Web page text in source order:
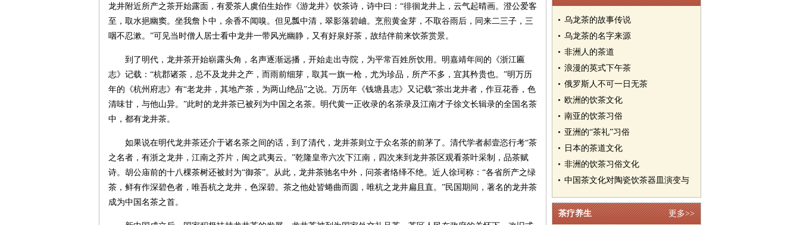
龙井附近所产之茶开始露面，有爱茶人虞伯生始作《游龙井》饮茶诗，诗中曰：“徘徊龙井上，云气起晴画。澄公爱客
至，取水挹幽窦。坐我詹卜中，余香不闻嗅。但见瓢中清，翠影落碧岫。烹煎黄金芽，不取谷雨后，同来二三子，三
咽不忍漱。”可见当时僧人居士看中龙井一带风光幽静，又有好泉好茶，故结伴前来饮茶赏景。
到了明代，龙井茶开始崭露头角，名声逐渐远播，开始走出寺院，为平常百姓所饮用。明嘉靖年间的《浙江匾
志》记载：“杭郡诸茶，总不及龙井之产，而雨前细芽，取其一旗一枪，尤为珍品，所产不多，宜其矜贵也。”明万历
年的《杭州府志》有“老龙井，其地产茶，为两山绝品”之说。万历年《钱塘县志》又记载“茶出龙井者，作豆花香，色
清味甘，与他山异。”此时的龙井茶已被列为中国之名茶。明代黄一正收录的名茶录及江南才子徐文长辑录的全国名茶
中，都有龙井茶。
如果说在明代龙井茶还介于诸名茶之间的话，到了清代，龙井茶则立于众名茶的前茅了。清代学者郝壹恣行考“茶
之名者，有浙之龙井，江南之芥片，闽之武夷云。”乾隆皇帝六次下江南，四次来到龙井茶区观看茶叶采制，品茶赋
诗。胡公庙前的十八棵茶树还被封为“御茶”。从此，龙井茶驰名中外，问茶者络绎不绝。近人徐珂称：“各省所产之绿
茶，鲜有作深碧色者，唯吾杭之龙井，色深碧。茶之他处皆蜷曲而圆，唯杭之龙井扁且直。”民国期间，著名的龙井茶
成为中国名茶之首。
乌龙茶的故事传说
乌龙茶的名字来源
非洲人的茶道
浪漫的英式下午茶
俄罗斯人不可一日无茶
欧洲的饮茶文化
南亚的饮茶习俗
亚洲的“茶礼”习俗
日本的茶道文化
非洲的饮茶习俗文化
中国茶文化对陶瓷饮茶器皿演变与
更多>>
茶疗养生